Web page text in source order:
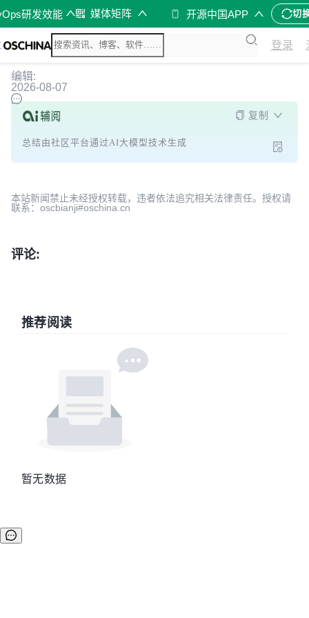
研发效能 媒体矩阵 开源中国APP 切
登录
编辑:
2026-08-07
复制
总结由社区平台通过AI大模型技术生成
本站新闻禁止未经授权转载，违者依法追究相关法律责任。授权请
联系：oscbianji#oschina.cn
评论:
推荐阅读
暂无数据